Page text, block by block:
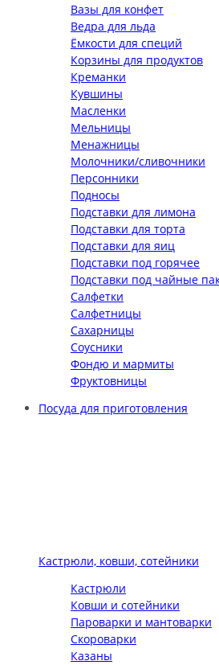
Вазы для конфет
Ведра для льда
Ёмкости для специй
Корзины для продуктов
Креманки
Кувшины
Масленки
Мельницы
Менажницы
Молочники/сливочники
Персонники
Подносы
Подставки для лимона
Подставки для торта
Подставки для яиц
Подставки под горячее
Подставки под чайные
Салфетки
Салфетницы
Сахарницы
Соусники
Фондю и мармиты
Фруктовницы
Посуда для приготовления
Кастрюли, ковши, сотейники
Кастрюли
Ковши и сотейники
Пароварки и мантоварки
Скороварки
Казаны